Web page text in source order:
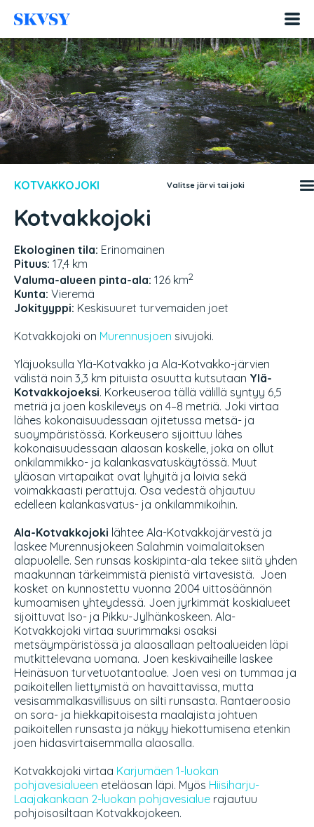
sisältöön
KOTVAKKOJOKI Valitse järvi tai joki
Kotvakkojoki
Ekologinen tila: Erinomainen
Pituus: 17,4 km
Valuma-alueen pinta-ala: 126 km2
Kunta: Vieremä
Jokityyppi: Keskisuuret turvemaiden joet
Kotvakkojoki on Murennusjoen sivujoki.
Yläjuoksulla Ylä-Kotvakko ja Ala-Kotvakko-järvien
välistä noin 3,3 km pituista osuutta kutsutaan Ylä-
Kotvakkojoeksi. Korkeuseroa tällä välillä syntyy 6,5
metriä ja joen koskileveys on 4–8 metriä. Joki virtaa
lähes kokonaisuudessaan ojitetussa metsä- ja
suoympäristössä. Korkeusero sijoittuu lähes
kokonaisuudessaan alaosan koskelle, joka on ollut
onkilammikko- ja kalankasvatuskäytössä. Muut
yläosan virtapaikat ovat lyhyitä ja loivia sekä
voimakkaasti perattuja. Osa vedestä ohjautuu
edelleen kalankasvatus- ja onkilammikoihin.
Ala-Kotvakkojoki lähtee Ala-Kotvakkojärvestä ja
laskee Murennusjokeen Salahmin voimalaitoksen
alapuolelle. Sen runsas koskipinta-ala tekee siitä yhden
maakunnan tärkeimmistä pienistä virtavesistä. Joen
kosket on kunnostettu vuonna 2004 uittosäännön
kumoamisen yhteydessä. Joen jyrkimmät koskialueet
sijoittuvat Iso- ja Pikku-Jylhänkoskeen. Ala-
Kotvakkojoki virtaa suurimmaksi osaksi
metsäympäristössä ja alaosallaan peltoalueiden läpi
mutkittelevana uomana. Joen keskivaiheille laskee
Heinäsuon turvetuotantoalue. Joen vesi on tummaa ja
paikoitellen liettymistä on havaittavissa, mutta
vesisammalkasvillisuus on silti runsasta. Rantaeroosio
on sora- ja hiekkapitoisesta maalajista johtuen
paikoitellen runsasta ja näkyy hiekottumisena etenkin
joen hidasvirtaisemmalla alaosalla.
Kotvakkojoki virtaa Karjumäen 1-luokan
pohjavesialueen eteläosan läpi. Myös Hiisiharju-
Laajakankaan 2-luokan pohjavesialue rajautuu
pohjoisosiltaan Kotvakkojokeen.